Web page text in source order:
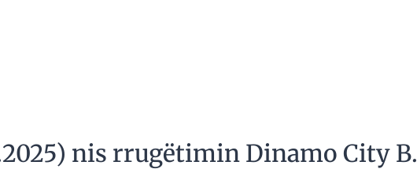
nis rrugëtimin Dinamo City B.